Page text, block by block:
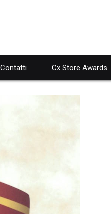
Contatti Cx Store Awards